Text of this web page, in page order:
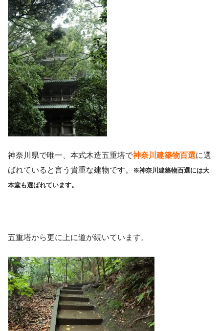
神奈川県で唯一、本式木造五重塔で神奈川建築物百選に選
ばれていると言う貴重な建物です。
※神奈川建築物百選には大
本堂も選ばれています。
五重塔から更に上に道が続いています。